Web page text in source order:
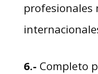
profesionales
6.- Completo